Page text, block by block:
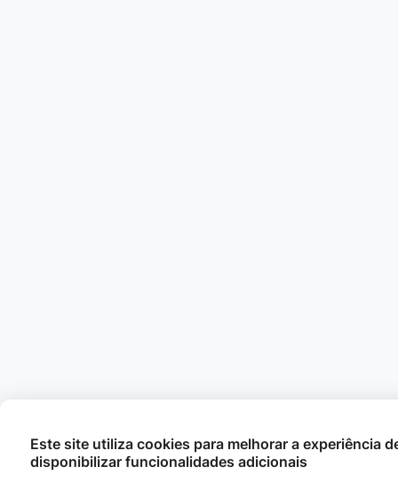
Este site utiliza cookies para melhorar a experiência
disponibilizar funcionalidades adicionais